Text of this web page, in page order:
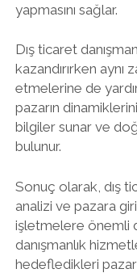
yapmasını sağlar.
Dış ticaret
kazandırırken aynı
etmelerine de
pazarın
bilgiler sunar ve
bulunur.
Sonuç olarak, dış
analizi ve pazara
işletmelere önemli
danışmanlık
hedefledikleri